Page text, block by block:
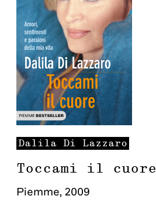
Dalila Di Lazzaro
Toccami il cuore
Piemme, 2009